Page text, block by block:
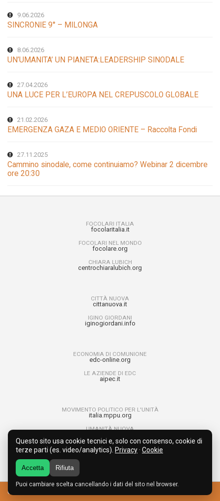
9.06.2026
SINCRONIE 9° – MILONGA
8.06.2026
UN’UMANITA’ UN PIANETA:LEADERSHIP SINODALE
27.04.2026
UNA LUCE PER L’EUROPA NEL CREPUSCOLO GLOBALE
21.02.2026
EMERGENZA GAZA E MEDIO ORIENTE – Raccolta Fondi
27.11.2025
Cammino sinodale, come continuiamo? Webinar 2 dicembre
ore 20:30
FOCOLARI ITALIA
focolaritalia.it
FOCOLARI NEL MONDO
focolare.org
CHIARA LUBICH
centrochiaralubich.org
CITTÀ NUOVA
cittanuova.it
IGINO GIORDANI
iginogiordani.info
ECONOMIA DI COMUNIONE
edc-online.org
LE AZIENDE DI EDC
aipec.it
MOVIMENTO POLITICO PER L'UNITÀ
italia.mppu.org
UMANITÀ NUOVA
RAGAZZI PER L’UNITÀ
run4unity.net
© 2017 MOVIMENTO DEI FOCOLARI DEL VENETO |
Questo sito usa cookie tecnici e, solo con consenso, cookie di
terze parti (es. video/analytics). Privacy· Cookie
Accetta Rifiuta
Puoi cambiare scelta cancellando i dati del sito nel browser.